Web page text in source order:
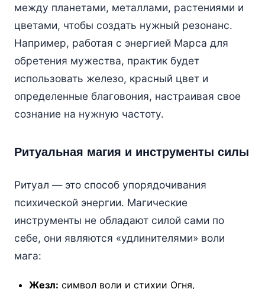
между планетами, металлами, растениями и
цветами, чтобы создать нужный резонанс.
Например, работая с энергией Марса для
обретения мужества, практик будет
использовать железо, красный цвет и
определенные благовония, настраивая свое
сознание на нужную частоту.
Ритуальная магия и инструменты силы
Ритуал — это способ упорядочивания
психической энергии. Магические
инструменты не обладают силой сами по
себе, они являются «удлинителями» воли
мага:
Жезл: символ воли и стихии Огня,